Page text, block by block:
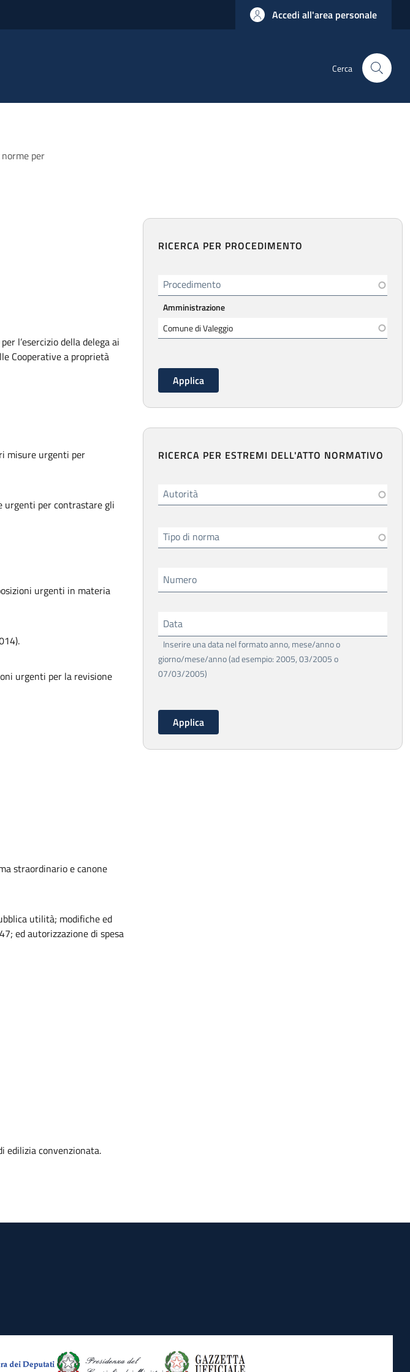
Accedi all'area personale
Cerca
per
l’esercizio della delega ai
Cooperative a proprietà
misure urgenti per
urgenti per contrastare gli
urgenti in materia
urgenti per la revisione
straordinario e canone
utilità; modifiche ed
ed autorizzazione di spesa
edilizia convenzionata.
RICERCA PER PROCEDIMENTO
Procedimento
Amministrazione
RICERCA PER ESTREMI DELL'ATTO NORMATIVO
Autorità
Tipo di norma
Numero
Data
Inserire una data nel formato anno, mese/anno o
giorno/mese/anno (ad esempio: 2005, 03/2005 o
07/03/2005)